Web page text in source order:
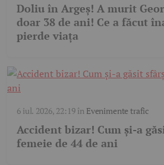
Doliu în Argeş! A murit
doar 38 de ani! Ce a făcut
pierde viața
6 iul. 2026, 22:19în Evenimente trafic
Accident bizar! Cum și-a
femeie de 44 de ani